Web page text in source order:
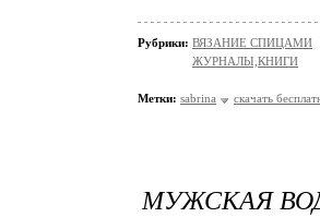
Рубрики: ВЯЗАНИЕ СПИЦАМИ
ЖУРНАЛЫ,КНИГИ
Метки: sabrina скачать
МУЖСКАЯ